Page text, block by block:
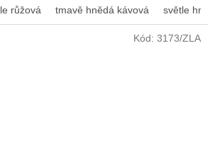
růžová tmavě hnědá kávová světle
Kód: 3173/ZLA